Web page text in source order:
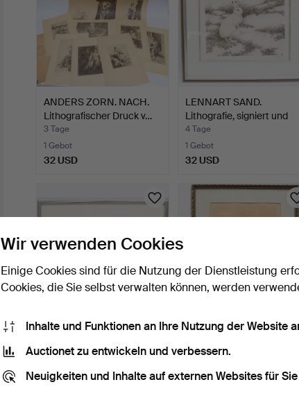
ANDERS ZORN. NACH.
Lithografischer Druck v…
3 Tage
1 Gebot
32 USD
LENNART SAND.
Lithografie, signiert und
da…
4 Tage
1 Gebot
32 USD
IVAR ANDERSSON.
Landschaft mit Figuren,
Ra…
4 Tage
Schätzwert
THEDDY SKOG. Motiv mit
Kirche, Radierung, …
4 Tage
Schätzwert
Wir verwenden Cookies
Einige Cookies sind für die Nutzung der Dienstleistung
Cookies, die Sie selbst verwalten können, werden
Inhalte und Funktionen an Ihre Nutzung der Website
Auctionet zu entwickeln und verbessern.
Neuigkeiten und Inhalte auf externen Websites für